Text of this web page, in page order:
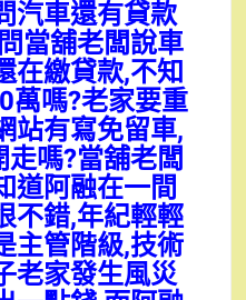
汽車還有貸款
當舖老闆說車
在繳貸款,不知
萬嗎?老家要重
站有寫免留車,
嗎?當舖老闆
道阿融在一間
不錯,年紀輕輕
主管階級,技術
老家發生風災